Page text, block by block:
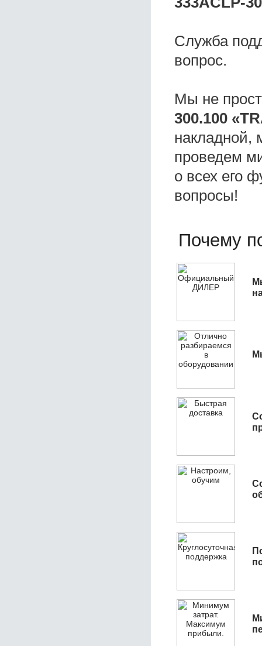
Служба
вопрос.
Мы не
300.100
накладной,
проведем
о всех его
вопросы!
Почему